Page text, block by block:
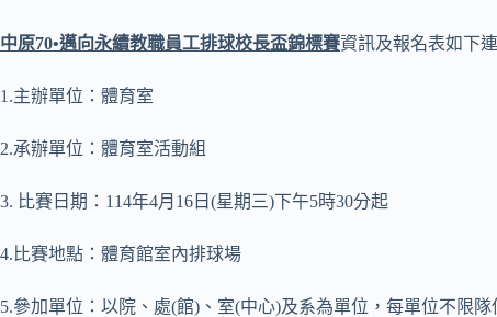
中原70•邁向永續教職員工排球校長盃錦標賽資訊及報名表如下
1.主辦單位：體育室
2.承辦單位：體育室活動組
3. 比賽日期：114年4月16日(星期三)下午5時30分起
4.比賽地點：體育館室內排球場
5.參加單位：以院、處(館)、室(中心)及系為單位，每單位不限